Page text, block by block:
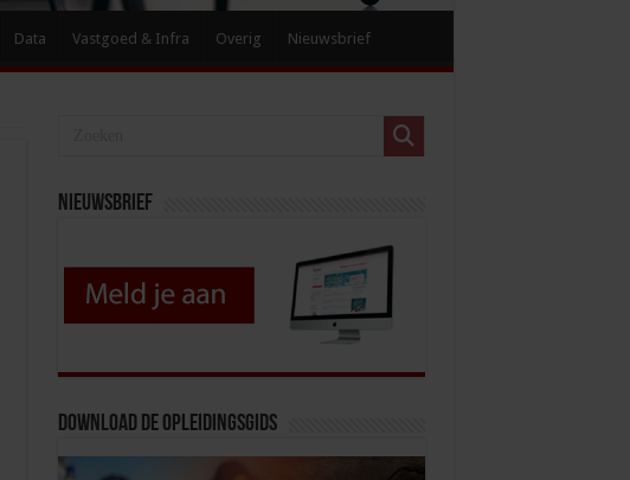
Data Vastgoed & Infra Overig Nieuwsbrief
Nieuwsbrief
Download de opleidingsgids